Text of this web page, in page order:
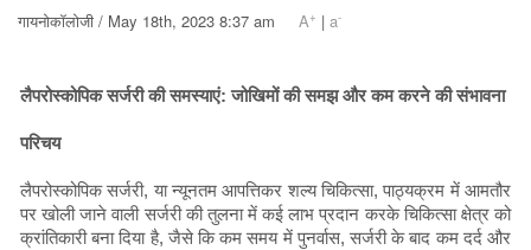
गायनोकॉलोजी / May 18th, 2023 8:37 am A+ | a-
लैपरोस्कोपिक सर्जरी की समस्याएं: जोखिमों की समझ और कम करने की संभावना
परिचय
लैपरोस्कोपिक सर्जरी, या न्यूनतम आपत्तिकर शल्य चिकित्सा, पाठ्यक्रम में आमतौर
पर खोली जाने वाली सर्जरी की तुलना में कई लाभ प्रदान करके चिकित्सा क्षेत्र को
क्रांतिकारी बना दिया है, जैसे कि कम समय में पुनर्वास, सर्जरी के बाद कम दर्द और